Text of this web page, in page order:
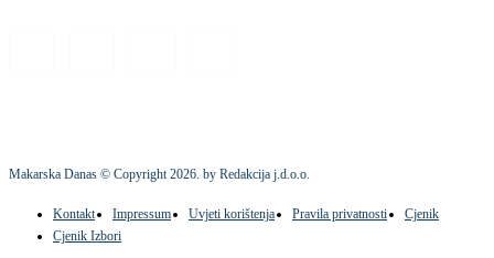
Makarska Danas © Copyright2026. by Redakcija j.d.o.o.
Kontakt Impressum Uvjeti korištenja Pravila privatnosti
Cjenik
Cjenik Izbori